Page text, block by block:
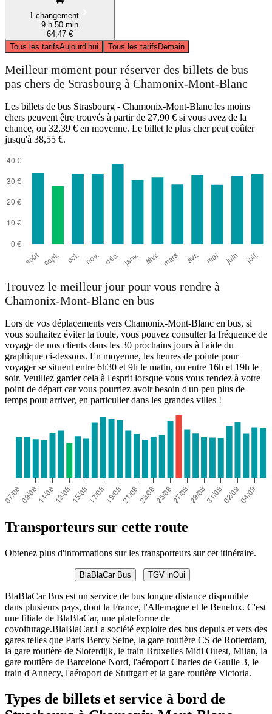
1 changement
9 h 50 min
64,47 €
Tous les tarifsAujourd’hui Tous les tarifsDemain
Meilleur moment pour réserver des billets de bus
pas chers de Strasbourg à Chamonix-Mont-Blanc
Les billets de bus Strasbourg - Chamonix-Mont-Blanc les moins
chers peuvent être trouvés à partir de 27,90 € si vous avez de la
chance, ou 32,39 € en moyenne. Le billet le plus cher peut coûter
jusqu'à 38,55 €.
Trouvez le meilleur jour pour vous rendre à
Chamonix-Mont-Blanc en bus
Lors de vos déplacements vers Chamonix-Mont-Blanc en bus, si
vous souhaitez éviter la foule, vous pouvez consulter la fréquence de
voyage de nos clients dans les 30 prochains jours à l'aide du
graphique ci-dessous. En moyenne, les heures de pointe pour
voyager se situent entre 6h30 et 9h le matin, ou entre 16h et 19h le
soir. Veuillez garder cela à l'esprit lorsque vous vous rendez à votre
point de départ car vous pourriez avoir besoin d'un peu plus de
temps pour arriver, en particulier dans les grandes villes !
Transporteurs sur cette route
Obtenez plus d'informations sur les transporteurs sur cet itinéraire.
BlaBlaCar Bus TGV inOui
BlaBlaCar Bus est un service de bus longue distance disponible
dans plusieurs pays, dont la France, l'Allemagne et le Benelux. C'est
une filiale de BlaBlaCar, une plateforme de
covoiturage.BlaBlaCar.La société exploite des bus depuis et vers des
gares telles que Paris Bercy Seine, la gare routière CS de Rotterdam,
la gare routière de Sloterdijk, le train Bruxelles Midi Ouest, Milan, la
gare routière de Barcelone Nord, l'aéroport Charles de Gaulle 3, le
train d'Annecy, l'aéroport de Stuttgart et la gare routière Victoria.
Types de billets et service à bord de